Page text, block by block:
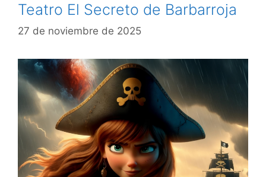
Teatro El Secreto de Barbarroja
27 de noviembre de 2025